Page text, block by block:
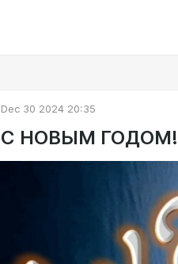
Dec 30 2024 20:35
С НОВЫМ ГОДОМ!